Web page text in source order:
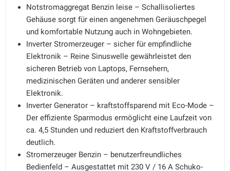
Notstromaggregat Benzin leise – Schallisoliertes
Gehäuse sorgt für einen angenehmen Geräuschpegel
und komfortable Nutzung auch in Wohngebieten.
Inverter Stromerzeuger – sicher für empfindliche
Elektronik – Reine Sinuswelle gewährleistet den
sicheren Betrieb von Laptops, Fernsehern,
medizinischen Geräten und anderer sensibler
Elektronik.
Inverter Generator – kraftstoffsparend mit Eco-Mode –
Der effiziente Sparmodus ermöglicht eine Laufzeit von
ca. 4,5 Stunden und reduziert den Kraftstoffverbrauch
deutlich.
Stromerzeuger Benzin – benutzerfreundliches
Bedienfeld – Ausgestattet mit 230 V / 16 A Schuko-